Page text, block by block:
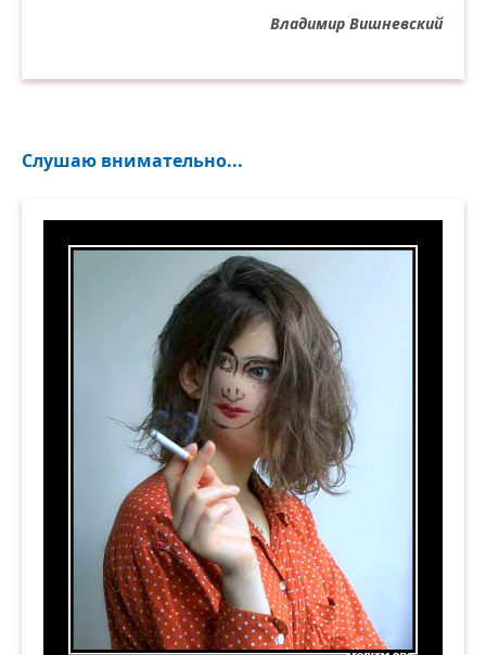
Владимир Вишневский
Слушаю внимательно...